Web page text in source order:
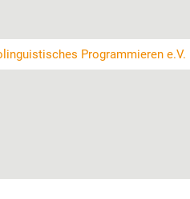
Programmieren e.V.